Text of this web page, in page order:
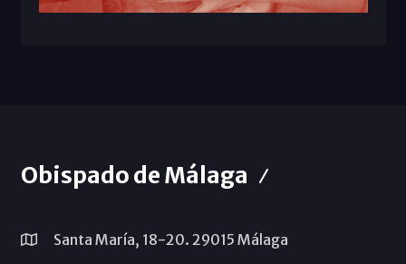
Obispado de Málaga
Santa María, 18-20. 29015 Málaga